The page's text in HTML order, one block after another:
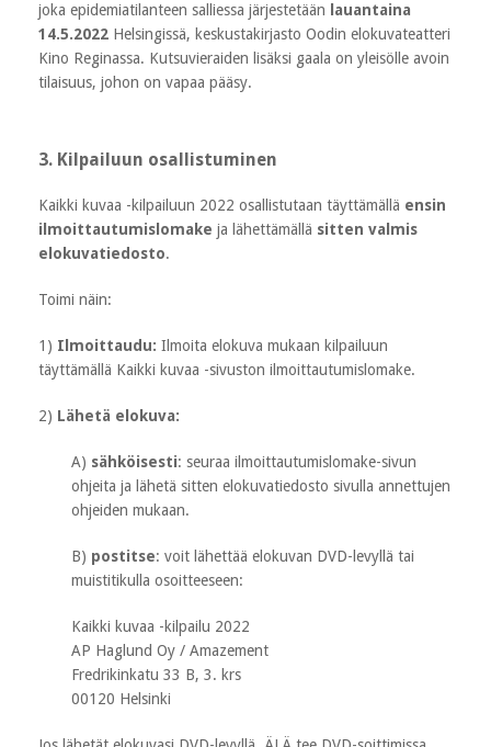
joka epidemiatilanteen salliessa järjestetään
lauantaina
14.5.2022 Helsingissä, keskustakirjasto Oodin elokuvateatteri
Kino Reginassa. Kutsuvieraiden lisäksi gaala on yleisölle avoin
tilaisuus, johon on vapaa pääsy.
3. Kilpailuun osallistuminen
Kaikki kuvaa -kilpailuun 2022 osallistutaan täyttämällä ensin
ilmoittautumislomake ja lähettämällä sitten valmis
elokuvatiedosto.
Toimi näin:
1) Ilmoittaudu: Ilmoita elokuva mukaan kilpailuun
täyttämällä Kaikki kuvaa -sivuston ilmoittautumislomake.
2) Lähetä elokuva:
A) sähköisesti: seuraa ilmoittautumislomake-sivun
ohjeita ja lähetä sitten elokuvatiedosto sivulla annettujen
ohjeiden mukaan.
B) postitse: voit lähettää elokuvan DVD-levyllä tai
muistitikulla osoitteeseen:
Kaikki kuvaa -kilpailu 2022
AP Haglund Oy / Amazement
Fredrikinkatu 33 B, 3. krs
00120 Helsinki